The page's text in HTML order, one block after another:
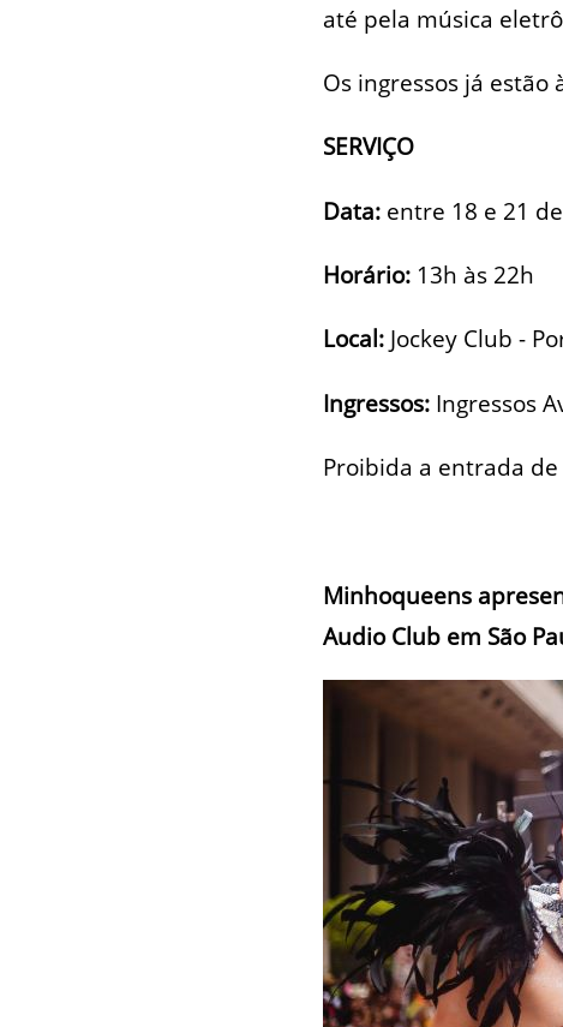
até pela música
Os ingressos já
SERVIÇO
Data: entre 18 e 21
Horário:13h às 22h
Local: Jockey Club -
Ingressos: Ingressos
Proibida a entrada
Minhoqueens
Audio Club em São